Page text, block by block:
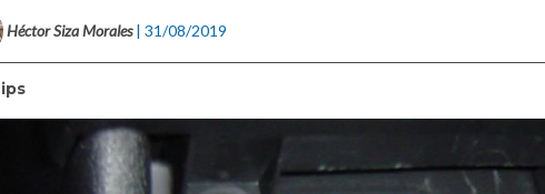
Héctor Siza Morales | 31/08/2019